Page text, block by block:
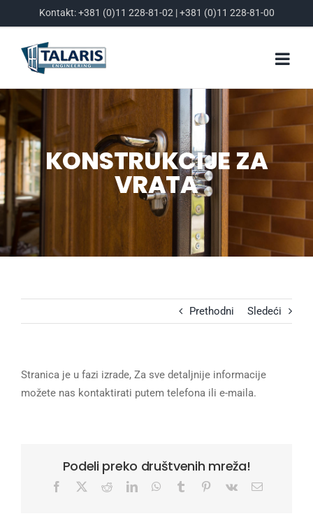
to
content
Kontakt:+381 (0)11 228-81-02|+381 (0)11 228-81-00
KONSTRUKCIJE ZA
VRATA
Prethodni Sledeći
Stranica je u fazi izrade, Za sve detaljnije informacije
možete nas kontaktirati putem telefona ili e-maila.
Podeli preko društvenih mreža!
Facebook RedditLinkedInWhatsApp
Tumblr Pinterest
Vk Email